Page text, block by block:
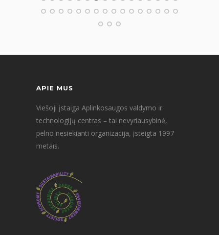
APIE MUS
Viešoji įstaiga Aplinkosaugos valdymo ir
technologijų centras – tai nevyriausybinė,
pelno nesiekianti organizacija, įsteigta 1997
metais.